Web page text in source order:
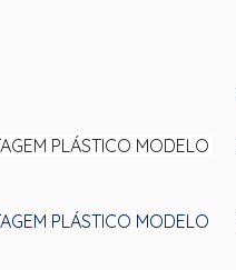
PLÁSTICO MODELO
PLÁSTICO MODELO